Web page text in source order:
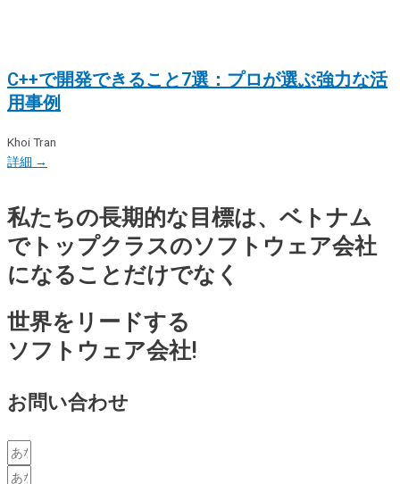
C++で開発できること7選：プロが選ぶ強力な活
用事例
Khoi Tran
詳細 →
私たちの長期的な目標は、ベトナム
でトップクラスのソフトウェア会社
になることだけでなく
世界をリードする
ソフトウェア会社!
お問い合わせ